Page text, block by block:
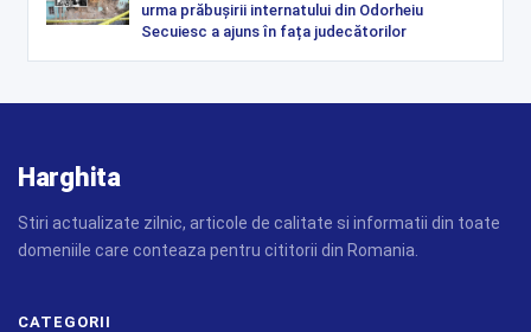
urma prăbușirii internatului din Odorheiu
Secuiesc a ajuns în fața judecătorilor
Harghita
Stiri actualizate zilnic, articole de calitate si informatii din toate
domeniile care conteaza pentru cititorii din Romania.
CATEGORII